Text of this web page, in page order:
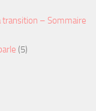
transition – Sommaire
(5)